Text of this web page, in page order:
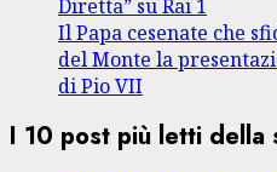
Diretta” su Rai 1
Il Papa cesenate che
del Monte la
di Pio VII
I 10 post più letti della